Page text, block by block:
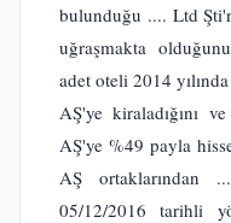
bulunduğu .... Ltd
uğraşmakta
adet oteli 2014
AŞ'ye kiraladığını
AŞ'ye %49 payla
AŞ ortaklarından
05/12/2016 tarihli